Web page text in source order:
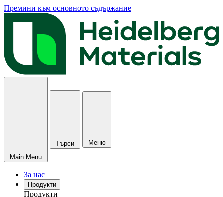
Премини към основното съдържание
Main Menu
Търси Меню
За нас
Продукти
Продукти